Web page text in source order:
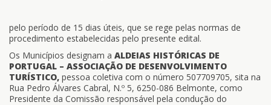
pelo período de 15 dias úteis, que se rege pelas normas de
procedimento estabelecidas pelo presente edital.
Os Municípios designam a ALDEIAS HISTÓRICAS DE
PORTUGAL – ASSOCIAÇÃO DE DESENVOLVIMENTO
TURÍSTICO, pessoa coletiva com o número 507709705, sita na
Rua Pedro Álvares Cabral, N.º 5, 6250-086 Belmonte, como
Presidente da Comissão responsável pela condução do